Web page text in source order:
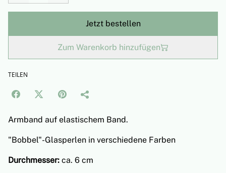
Jetzt bestellen
Zum Warenkorb hinzufügen
TEILEN
Armband auf elastischem Band.
"Bobbel"-Glasperlen in verschiedene Farben
Durchmesser: ca. 6 cm